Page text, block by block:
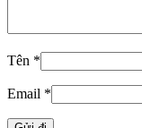
Tên *
Email *